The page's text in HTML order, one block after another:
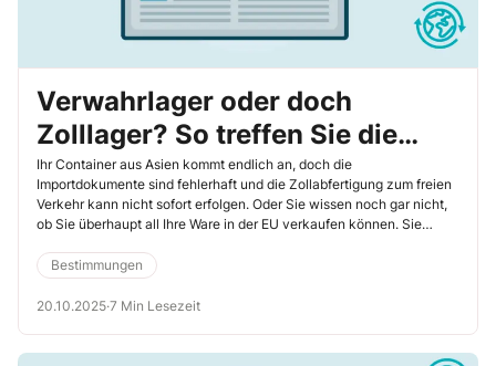
Verwahrlager oder doch
Zolllager? So treffen Sie die
passende Entscheidung für Ihre
Unternehmensabläufe
Ihr Container aus Asien kommt endlich an, doch die
Importdokumente sind fehlerhaft und die Zollabfertigung zum freien
Verkehr kann nicht sofort erfolgen. Oder Sie wissen noch gar nicht,
ob Sie überhaupt all Ihre Ware in der EU verkaufen können. Sie
des Zolls. Dann kommen Verwahrlager und Zolllager ins Spiel. Beide
dienen dazu, Waren ohne Einfuhrabgabenerhebung und unter
zollamtlicher Überwachung zu lagern. Doch während das
Bestimmungen
20.10.2025·7 Min Lesezeit